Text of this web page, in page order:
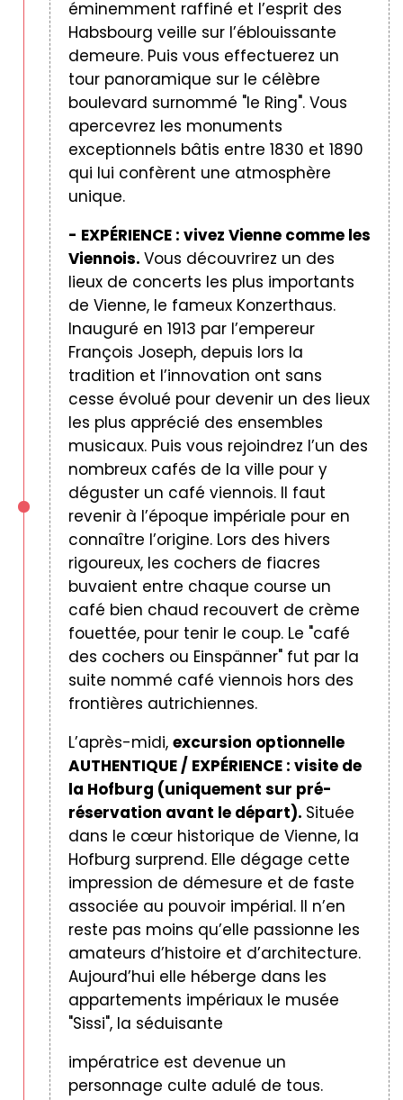
éminemment raffiné et l’esprit des
Habsbourg veille sur l’éblouissante
demeure. Puis vous effectuerez un
tour panoramique sur le célèbre
boulevard surnommé "le Ring". Vous
apercevrez les monuments
exceptionnels bâtis entre 1830 et 1890
qui lui confèrent une atmosphère
unique.
- EXPÉRIENCE : vivez Vienne comme les
Viennois. Vous découvrirez un des
lieux de concerts les plus importants
de Vienne, le fameux Konzerthaus.
Inauguré en 1913 par l’empereur
François Joseph, depuis lors la
tradition et l’innovation ont sans
cesse évolué pour devenir un des lieux
les plus apprécié des ensembles
musicaux. Puis vous rejoindrez l’un des
nombreux cafés de la ville pour y
déguster un café viennois. Il faut
revenir à l’époque impériale pour en
connaître l’origine. Lors des hivers
rigoureux, les cochers de fiacres
buvaient entre chaque course un
café bien chaud recouvert de crème
fouettée, pour tenir le coup. Le "café
des cochers ou Einspänner" fut par la
suite nommé café viennois hors des
frontières autrichiennes.
L’après-midi, excursion optionnelle
AUTHENTIQUE / EXPÉRIENCE : visite de
la Hofburg (uniquement sur pré-
réservation avant le départ). Située
dans le cœur historique de Vienne, la
Hofburg surprend. Elle dégage cette
impression de démesure et de faste
associée au pouvoir impérial. Il n’en
reste pas moins qu’elle passionne les
amateurs d’histoire et d’architecture.
Aujourd’hui elle héberge dans les
appartements impériaux le musée
"Sissi", la séduisante
impératrice est devenue un
personnage culte adulé de tous.